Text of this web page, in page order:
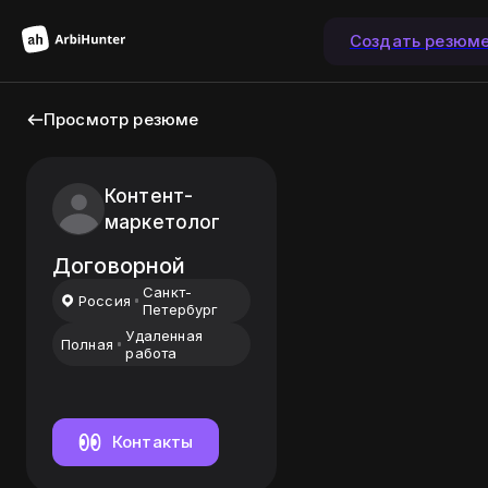
Создать
Просмотр резюме
Контент-
маркетолог
Договорной
Россия
Санкт-
Петербург
Полная
Удаленная
работа
Контакты